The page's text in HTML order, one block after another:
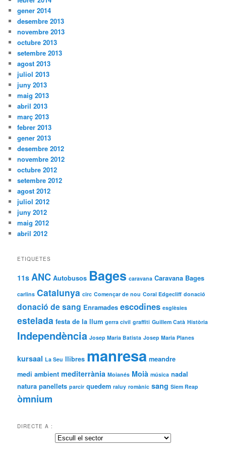
gener 2014
desembre 2013
novembre 2013
octubre 2013
setembre 2013
agost 2013
juliol 2013
juny 2013
maig 2013
abril 2013
març 2013
febrer 2013
gener 2013
desembre 2012
novembre 2012
octubre 2012
setembre 2012
agost 2012
juliol 2012
juny 2012
maig 2012
abril 2012
ETIQUETES
11s ANC Autobusos Bages caravana Caravana Bages
carlins Catalunya circ Començar de nou Coral Edgecliff donació
donació de sang Enramades escodines esglèsies
estelada festa de la llum gerra civil graffiti Guillem Catà Història
Independència Josep Maria Batista Josep Maria Planes
kursaal La Seu llibres manresa meandre
medi ambient mediterrània Moianés Moià música nadal
natura panellets parcir quedem raluy romànic sang Siem Reap
òmnium
DIRECTE A :